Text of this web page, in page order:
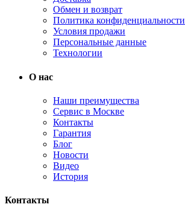
Обмен и возврат
Политика конфиденциальности
Условия продажи
Персональные данные
Технологии
О нас
Наши преимущества
Сервис в Москве
Контакты
Гарантия
Блог
Новости
Видео
История
Контакты